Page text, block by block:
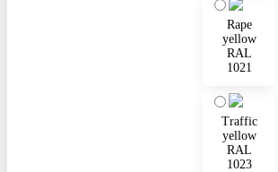
Rape
yellow
RAL
1021
Traffic
yellow
RAL
1023